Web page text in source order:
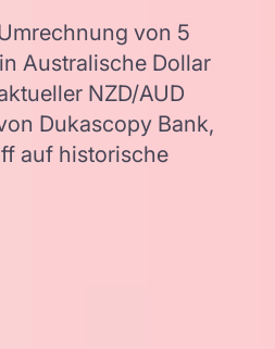
von 5
Australische Dollar
NZD/AUD
Dukascopy Bank,
auf historische